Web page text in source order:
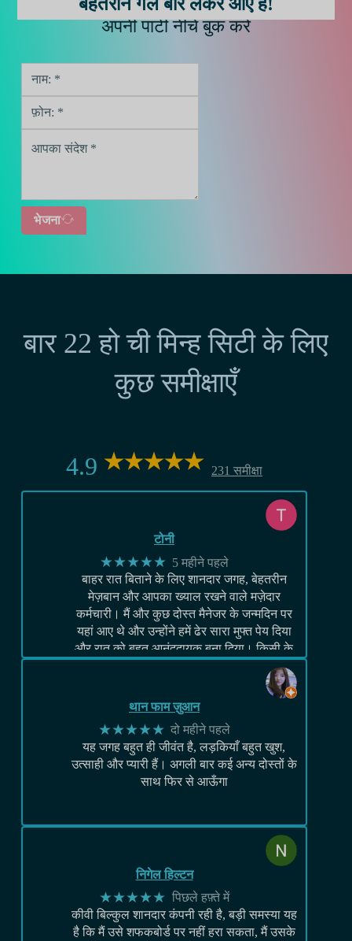
अपनी पार्टी नीचे बुक करें
भेजना
बार 22 हो ची मिन्ह सिटी के लिए
कुछ समीक्षाएँ
4.9 231 समीक्षा
टोनी
★★★★★ 5 महीने पहले
बाहर रात बिताने के लिए शानदार जगह, बेहतरीन
मेज़बान और आपका ख्याल रखने वाले मज़ेदार
कर्मचारी। मैं और कुछ दोस्त मैनेजर के जन्मदिन पर
यहां आए थे और उन्होंने हमें ढेर सारा मुफ्त पेय दिया
और रात को बहुत आनंददायक बना दिया। किसी के
थान फाम ज़ुआन
★★★★★ दो महीने पहले
यह जगह बहुत ही जीवंत है, लड़कियाँ बहुत खुश,
उत्साही और प्यारी हैं। अगली बार कई अन्य दोस्तों के
साथ फिर से आऊँगा
निगेल हिल्टन
★★★★★ पिछले हफ़्ते में
कीवी बिल्कुल शानदार कंपनी रही है, बड़ी समस्या यह
है कि मैं उसे शफकबोर्ड पर नहीं हरा सकता, मैं उसके
बेहतरीन गर्ल बार लेकर आए हैं!